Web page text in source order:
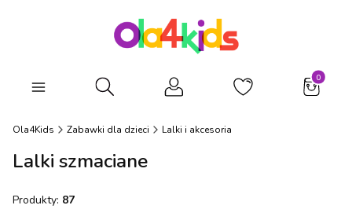
Otwórz wyszukiwarkę
Ola4Kids Zabawki dla dzieci Lalki i akcesoria
Lalki szmaciane
Produkty: 87